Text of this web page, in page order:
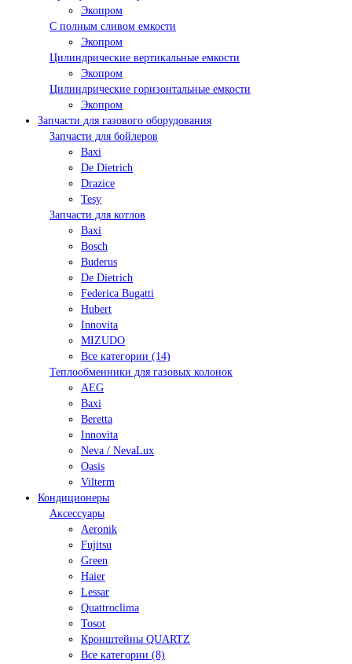
Экопром
С полным сливом емкости
Экопром
Цилиндрические вертикальные емкости
Экопром
Цилиндрические горизонтальные емкости
Экопром
Запчасти для газового оборудования
Запчасти для бойлеров
Baxi
De Dietrich
Drazice
Tesy
Запчасти для котлов
Baxi
Bosch
Buderus
De Dietrich
Federica Bugatti
Hubert
Innovita
MIZUDO
Все категории (14)
Теплообменники для газовых колонок
AEG
Baxi
Beretta
Innovita
Neva / NevaLux
Oasis
Vilterm
Кондиционеры
Аксессуары
Aeronik
Fujitsu
Green
Haier
Lessar
Quattroclima
Tosot
Кронштейны QUARTZ
Все категории (8)